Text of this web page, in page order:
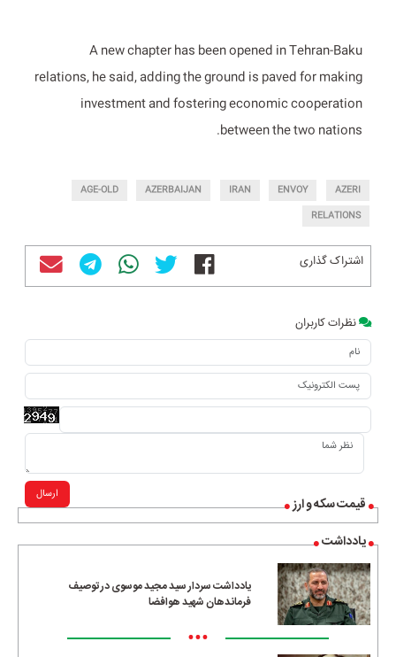
قیمت سکه و ارز
یادداشت
یادداشت سردار سید مجید موسوی در توصیف
فرماندهان شهید هوافضا
•••
A new chapter has been opened in Tehran-Baku
relations, he said, adding the ground is paved for making
investment and fostering economic cooperation
between the two nations.
AZERI
ENVOY
IRAN
AZERBAIJAN
AGE-OLD
RELATIONS
اشتراک گذاری
نظرات کاربران
ارسال